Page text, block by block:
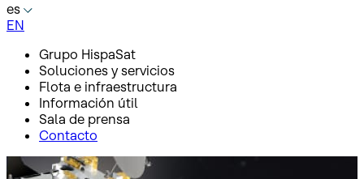
es
EN
Grupo HispaSat
Soluciones y servicios
Flota e infraestructura
Información útil
Sala de prensa
Contacto
Inicio Sala de prensa